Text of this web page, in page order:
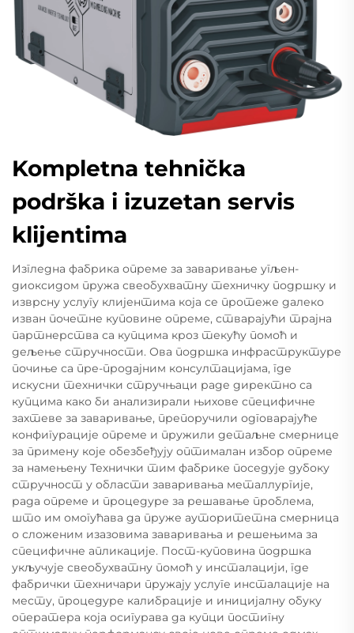
Kompletna tehnička
podrška i izuzetan servis
klijentima
Изгледна фабрика опреме за заваривање угљен-
диоксидом пружа свеобухватну техничку подршку и
изврсну услугу клијентима која се протеже далеко
изван почетне куповине опреме, стварајући трајна
партнерства са купцима кроз текућу помоћ и
дељење стручности. Ова подршка инфраструктуре
почиње са пре-продајним консултацијама, где
искусни технички стручњаци раде директно са
купцима како би анализирали њихове специфичне
захтеве за заваривање, препоручили одговарајуће
конфигурације опреме и пружили детаљне смернице
за примену које обезбеђују оптималан избор опреме
за намењену Технички тим фабрике поседује дубоку
стручност у области заваривања металлургије,
рада опреме и процедуре за решавање проблема,
што им омогућава да пруже ауторитетна смерница
о сложеним изазовима заваривања и решењима за
специфичне апликације. Пост-куповина подршка
укључује свеобухватну помоћ у инсталацији, где
фабрички техничари пружају услуге инсталације на
месту, процедуре калибрације и иницијалну обуку
оператера која осигурава да купци постигну